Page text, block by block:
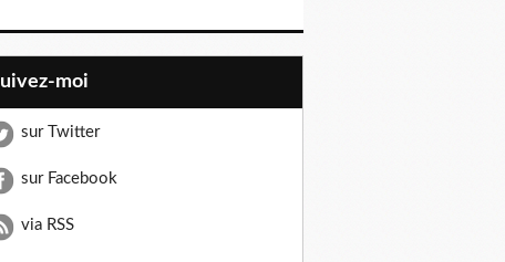
Suivez-moi
sur Twitter
sur Facebook
via RSS